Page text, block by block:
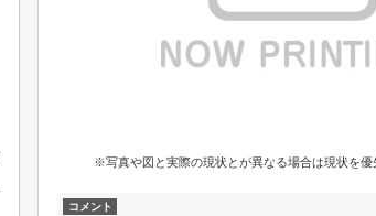
※写真や図と実際の現状とが異なる場合は現状を優
コメント